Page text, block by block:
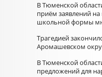
В Тюменской
приём заявлений
школьной формы
Трагедией
Аромашевском
В Тюменской
предложений для